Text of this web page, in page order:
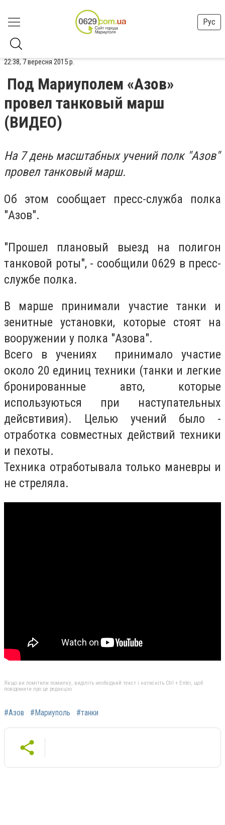
Рус
22:38, 7 вересня 2015 р.
Под Мариуполем «Азов»
провел танковый марш
(ВИДЕО)
На 7 день масштабных учений полк "Азов"
провел танковый марш.
Об этом сообщает пресс-служба полка
"Азов".
"Прошел плановый выезд на полигон
танковой роты", - сообщили 0629 в пресс-
службе полка.
В марше принимали участие танки и
зенитные установки, которые стоят на
вооружении у полка "Азова".
Всего в учениях принимало участие
около 20 единиц техники (танки и легкие
бронированные авто, которые
используються при наступательных
дейсвтивия). Целью учений было -
отработка совместных действий техники
и пехоты.
Техника отработывала только маневры и
не стреляла.
Якщо ви помітили помилку, виділіть необхідний текст і натисніть Ctrl + Enter, щоб
повідомити про це редакцію
#Азов #Мариуполь #танки